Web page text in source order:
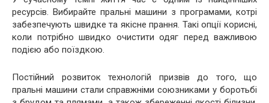
ресурсів. Вибирайте пральні машини з програмами, котрі
забезпечують швидке та якісне прання. Такі опції корисні,
коли потрібно швидко очистити одяг перед важливою
подією або поїздкою.
Постійний розвиток технологій призвів до того, що
пральні машини стали справжніми союзниками у боротьбі